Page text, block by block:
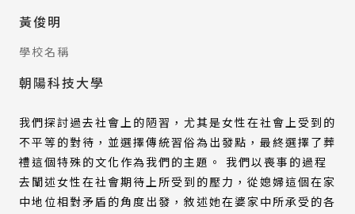
黃俊明
學校名稱
朝陽科技大學
我們探討過去社會上的陋習，尤其是女性在社會上受到的
不平等的對待，並選擇傳統習俗為出發點，最終選擇了葬
禮這個特殊的文化作為我們的主題。 我們以喪事的過程
去闡述女性在社會期待上所受到的壓力，從媳婦這個在家
中地位相對矛盾的角度出發，敘述她在婆家中所承受的各